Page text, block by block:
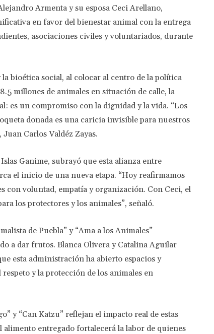
Armenta y su esposa Ceci Arellano,
en favor del bienestar animal con la entrega
asociaciones civiles y voluntariados, durante
bioética social, al colocar al centro de la política
millones de animales en situación de calle, la
es un compromiso con la dignidad y la vida. “Los
donada es una caricia invisible para nuestros
Carlos Valdéz Zayas.
Ganime, subrayó que esta alianza entre
el inicio de una nueva etapa. “Hoy reafirmamos
con voluntad, empatía y organización. Con Ceci, el
los protectores y los animales”, señaló.
de Puebla” y “Ama a los Animales”
a dar frutos. Blanca Olivera y Catalina Aguilar
esta administración ha abierto espacios y
y la protección de los animales en
y “Can Katzu” reflejan el impacto real de estas
alimento entregado fortalecerá la labor de quienes